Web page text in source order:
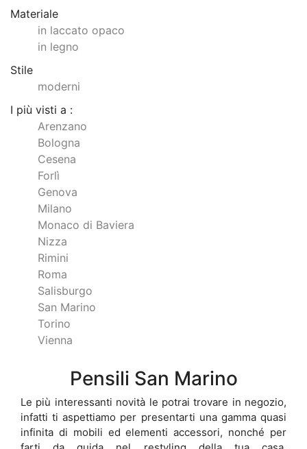
Materiale
in laccato opaco
in legno
Stile
moderni
I più visti a :
Arenzano
Bologna
Cesena
Forlì
Genova
Milano
Monaco di Baviera
Nizza
Rimini
Roma
Salisburgo
San Marino
Torino
Vienna
Pensili San Marino
Le più interessanti novità le potrai trovare in negozio,
infatti ti aspettiamo per presentarti una gamma quasi
infinita di mobili ed elementi accessori, nonché per